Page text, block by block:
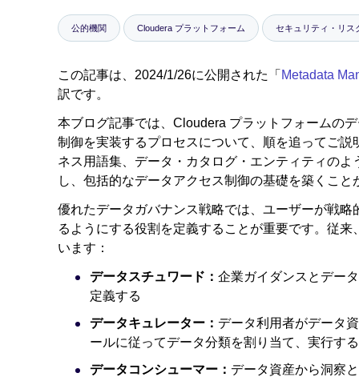
公的機関 Cloudera プラットフォーム セキュリティ・リス
この記事は、2024/1/26に公開された「 Metadata
訳です。
本ブログ記事では、Cloudera プラットフォームの
制御を実装するプロセスについて、順を追ってご
ネス用語集、データ・カタログ・エンティティの
し、包括的なデータアクセス制御の基礎を築くこと
優れたデータガバナンス戦略では、ユーザーが戦
るようにする役割を定義することが重要です。従
います：
データスチュワード： 企業ガイダンスとデー
定義する
データキュレーター： データ利用者がデータ
ールに従ってデータ分類を割り当て、実行する
データコンシューマー： データ資産から洞察